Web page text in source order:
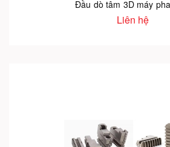
Đầu dò tâm 3D máy
Liên hệ